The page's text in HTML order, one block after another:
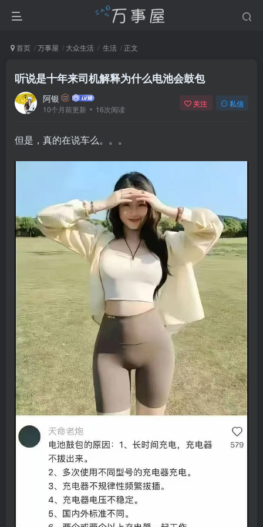
首页 万事屋 大众生活 生活 正文
听说是十年来司机解释为什么电池会鼓包
阿银
10个月前更新 16次阅读
关注 私信
但是，真的在说车么。。。